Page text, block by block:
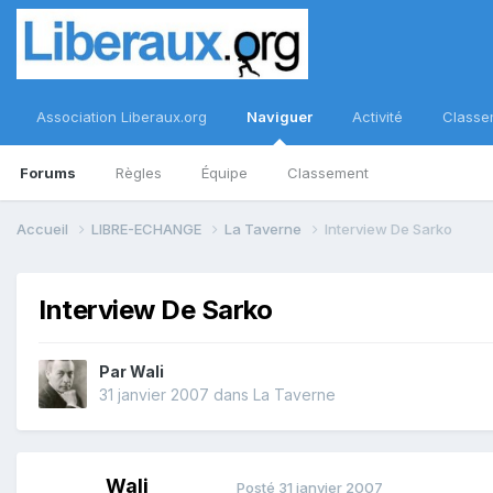
Association Liberaux.org Naviguer
Forums Règles Équipe Classement
Activité
Accueil LIBRE-ECHANGE La Taverne Interview De Sarko
Interview De Sarko
ParWali
31 janvier 2007 dans La Taverne
Wali Posté 31 janvier 2007